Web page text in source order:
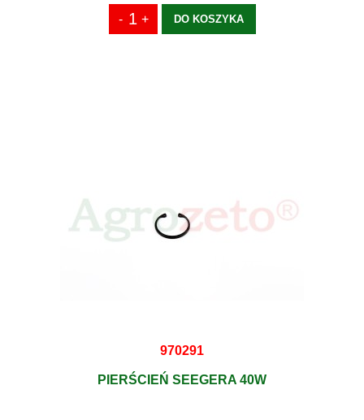
DO KOSZYKA
970291
PIERŚCIEŃ SEEGERA 40W